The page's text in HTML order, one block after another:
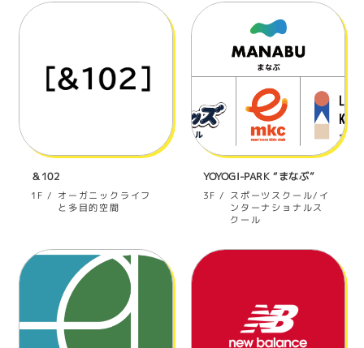
＆102
1F オーガニックライフ
と多目的空間
YOYOGI-PARK “まなぶ”
3F スポーツスクール/イ
ンターナショナルス
クール